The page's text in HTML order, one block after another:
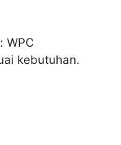
WPC
kebutuhan.